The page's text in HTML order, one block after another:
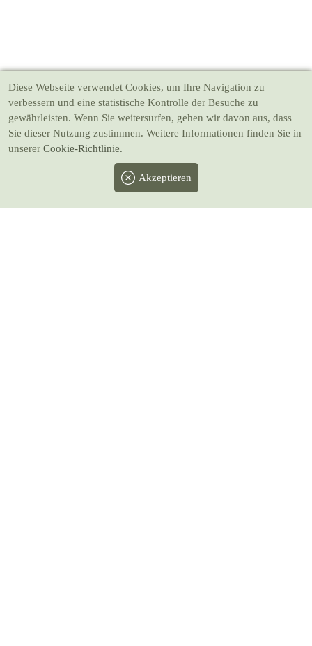
Diese Webseite verwendet Cookies, um Ihre Navigation zu
verbessern und eine statistische Kontrolle der Besuche zu
gewährleisten. Wenn Sie weitersurfen, gehen wir davon aus, dass
Sie dieser Nutzung zustimmen. Weitere Informationen finden Sie in
unserer Cookie-Richtlinie.
Akzeptieren